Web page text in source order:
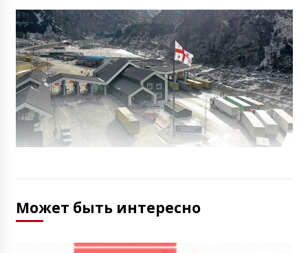
Может быть интересно